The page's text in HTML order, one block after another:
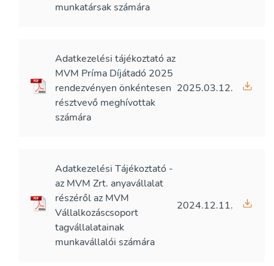
munkatársak számára
Adatkezelési tájékoztató az
MVM Príma Díjátadó 2025
rendezvényen önkéntesen
résztvevő meghívottak
számára
2025.03.12.
Adatkezelési Tájékoztató -
az MVM Zrt. anyavállalat
részéről az MVM
Vállalkozáscsoport
tagvállalatainak
munkavállalói számára
2024.12.11.